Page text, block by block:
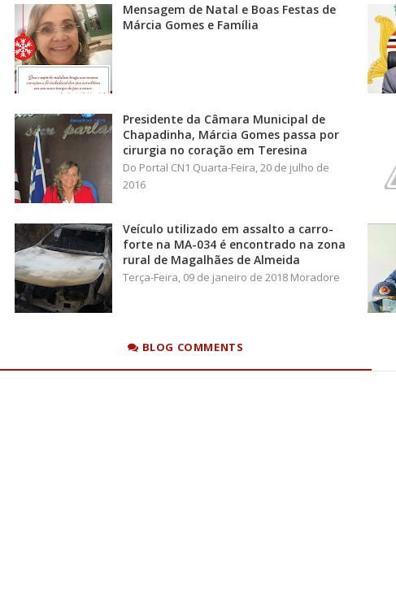
Mensagem de Natal e Boas Festas de
Márcia Gomes e Família
Presidente da Câmara Municipal de
Chapadinha, Márcia Gomes passa por
cirurgia no coração em Teresina
Do Portal CN1 Quarta-Feira, 20 de julho de
2016
Veículo utilizado em assalto a carro-
forte na MA-034 é encontrado na zona
rural de Magalhães de Almeida
Terça-Feira, 09 de janeiro de 2018 Moradore
BLOG COMMENTS